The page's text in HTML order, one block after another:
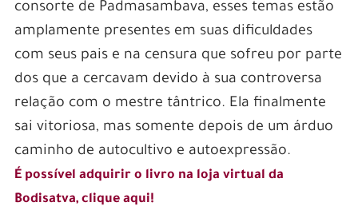
consorte de Padmasambava, esses temas estão
amplamente presentes em suas dificuldades
com seus pais e na censura que sofreu por parte
dos que a cercavam devido à sua controversa
relação com o mestre tântrico. Ela finalmente
sai vitoriosa, mas somente depois de um árduo
caminho de autocultivo e autoexpressão.
É possível adquirir o livro na loja virtual da
Bodisatva, clique aqui!